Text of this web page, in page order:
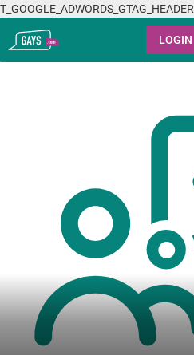
T_GOOGLE_ADWORDS_GTAG_HEADER
Gays.com LOGIN